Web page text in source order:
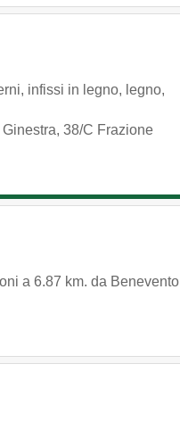
infissi in legno, legno,
38/C Frazione
a 6.87 km. da Benevento